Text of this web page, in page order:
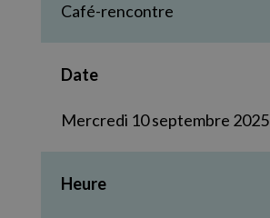
Café-rencontre
Date
Mercredi 10 septembre 2025
Heure